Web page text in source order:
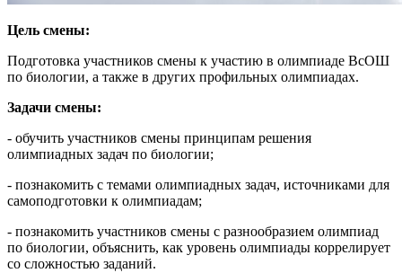
Цель смены:
Подготовка участников смены к участию в олимпиаде ВсОШ
по биологии, а также в других профильных олимпиадах.
Задачи смены:
- обучить участников смены принципам решения
олимпиадных задач по биологии;
- познакомить с темами олимпиадных задач, источниками для
самоподготовки к олимпиадам;
- познакомить участников смены с разнообразием олимпиад
по биологии, объяснить, как уровень олимпиады коррелирует
со сложностью заданий.